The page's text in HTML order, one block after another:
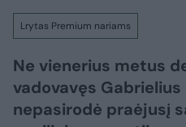
Lrytas Premium nariams
Ne vienerius metus
vadovavęs
nepasirodė praėjusį